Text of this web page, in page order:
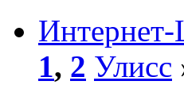
1, 2 Улисс